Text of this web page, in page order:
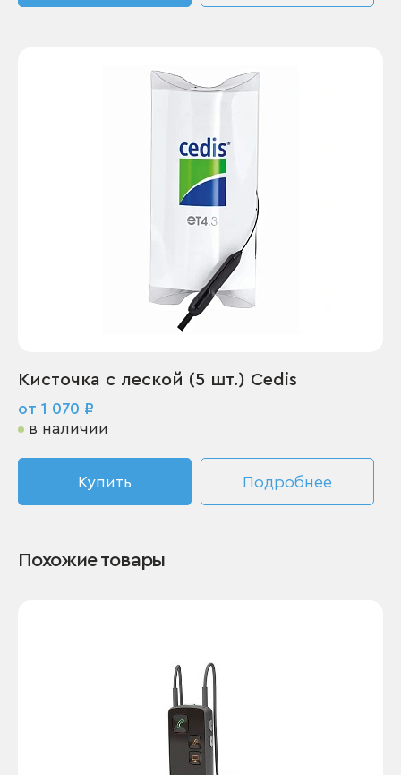
Кисточка с леской (5 шт.) Cedis
от 1 070 ₽
в наличии
Купить Подробнее
Похожие товары